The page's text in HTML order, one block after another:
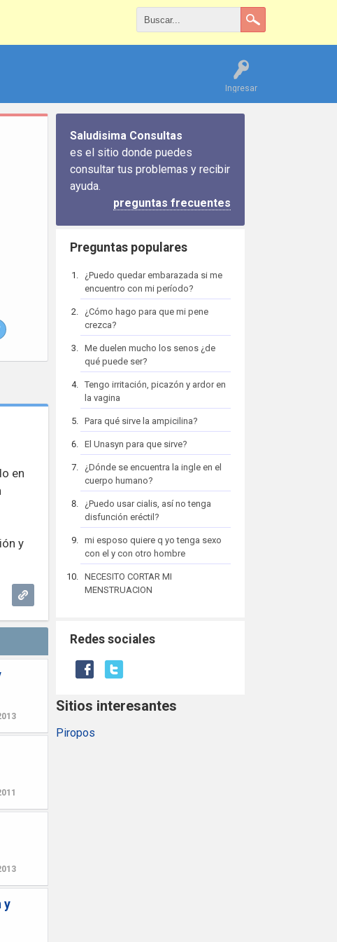
Ingresar
en
y
y
Saludisima Consultas
es el sitio donde puedes
consultar tus problemas y recibir
ayuda.
preguntas frecuentes
Preguntas populares
¿Puedo quedar embarazada si me
encuentro con mi período?
¿Cómo hago para que mi pene
crezca?
Me duelen mucho los senos ¿de
qué puede ser?
Tengo irritación, picazón y ardor en
la vagina
Para qué sirve la ampicilina?
El Unasyn para que sirve?
¿Dónde se encuentra la ingle en el
cuerpo humano?
¿Puedo usar cialis, así no tenga
disfunción eréctil?
mi esposo quiere q yo tenga sexo
con el y con otro hombre
NECESITO CORTAR MI
MENSTRUACION
Redes sociales
Sitios interesantes
Piropos